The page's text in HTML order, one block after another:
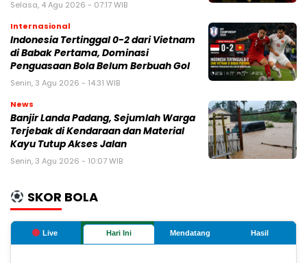
Selasa, 4 Agu 2026 - 07:17 WIB
Internasional
Indonesia Tertinggal 0-2 dari Vietnam
di Babak Pertama, Dominasi
Penguasaan Bola Belum Berbuah Gol
Senin, 3 Agu 2026 - 14:31 WIB
News
Banjir Landa Padang, Sejumlah Warga
Terjebak di Kendaraan dan Material
Kayu Tutup Akses Jalan
Senin, 3 Agu 2026 - 10:07 WIB
SKOR BOLA
Live Hari Ini Mendatang Hasil